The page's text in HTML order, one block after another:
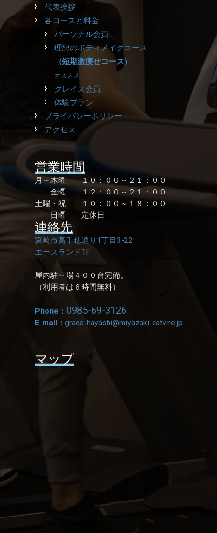
代表挨拶
各コースと料金
パーソナル会員
理想のボディメイクコース
（短期激痩せコース）
オススメ
グレイス会員
体験プラン
プライバシーポリシー
アクセス
営業時間
月～木曜 １０：００～２１：００
金曜 １２：００～２１：００
土曜・祝 １０：００～１８：００
日曜 定休日
連絡先
宮崎市高千穂通り1丁目3-22
エースランド1F
屋内駐車場４００台完備。
（利用者は６時間無料）
Phone： 0985-69-3126
E-mail： grace-hayashi@miyazaki-catv.ne.jp
マップ